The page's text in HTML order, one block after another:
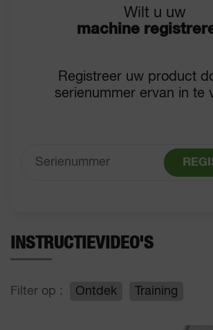
Wilt u uw
machine
Registreer uw product
serienummer ervan in te
INSTRUCTIEVIDEO'S
Filter op : Ontdek Training